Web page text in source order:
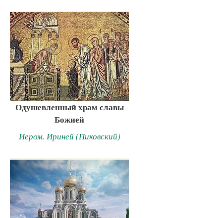
Одушевленный храм славы
Божией
Иером. Ириней (Пиковский)